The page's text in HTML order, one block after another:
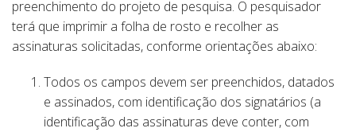
preenchimento do projeto de pesquisa. O pesquisador
terá que imprimir a folha de rosto e recolher as
assinaturas solicitadas, conforme orientações abaixo:
Todos os campos devem ser preenchidos, datados
e assinados, com identificação dos signatários (a
identificação das assinaturas deve conter, com